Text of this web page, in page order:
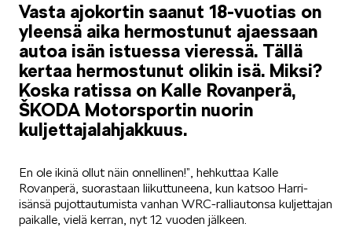
SIMPLY CLEVER
Vasta ajokortin saanut 18-vuotias on
yleensä aika hermostunut ajaessaan
autoa isän istuessa vieressä. Tällä
kertaa hermostunut olikin isä. Miksi?
Koska ratissa on Kalle Rovanperä,
ŠKODA Motorsportin nuorin
kuljettajalahjakkuus.
En ole ikinä ollut näin onnellinen!”, hehkuttaa Kalle
Rovanperä, suorastaan liikuttuneena, kun katsoo Harri-
isänsä pujottautumista vanhan WRC-ralliautonsa kuljettajan
paikalle, vielä kerran, nyt 12 vuoden jälkeen.